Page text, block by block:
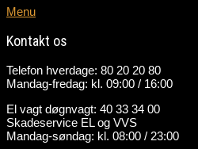
Menu
Kontakt os
Telefon hverdage: 80 20 20 80
Mandag-fredag: kl. 09:00 / 16:00
El vagt døgnvagt: 40 33 34 00
Skadeservice EL og VVS
Mandag-søndag: kl. 08:00 / 23:00